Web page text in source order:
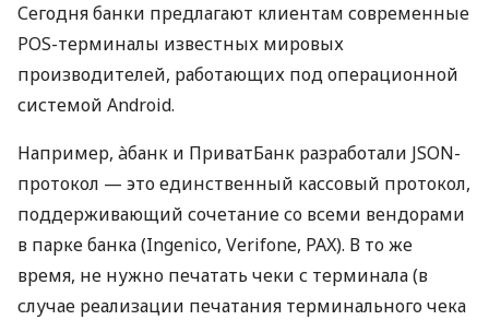
Сегодня банки предлагают клиентам современные
POS-терминалы известных мировых
производителей, работающих под операционной
системой Android.
Например, àбанк и ПриватБанк разработали JSON-
протокол — это единственный кассовый протокол,
поддерживающий сочетание со всеми вендорами
в парке банка (Ingenico, Verifone, PAX). В то же
время, не нужно печатать чеки с терминала (в
случае реализации печатания терминального чека